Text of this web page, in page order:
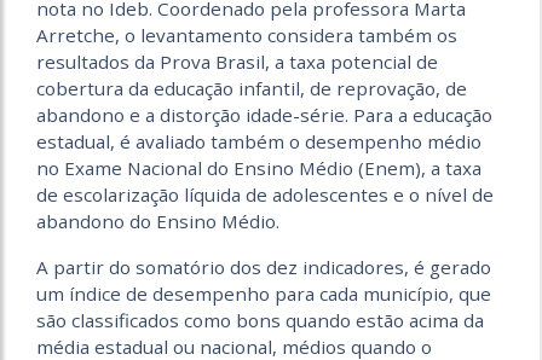
nota no Ideb. Coordenado pela professora Marta
Arretche, o levantamento considera também os
resultados da Prova Brasil, a taxa potencial de
cobertura da educação infantil, de reprovação, de
abandono e a distorção idade-série. Para a educação
estadual, é avaliado também o desempenho médio
no Exame Nacional do Ensino Médio (Enem), a taxa
de escolarização líquida de adolescentes e o nível de
abandono do Ensino Médio.
A partir do somatório dos dez indicadores, é gerado
um índice de desempenho para cada município, que
são classificados como bons quando estão acima da
média estadual ou nacional, médios quando o